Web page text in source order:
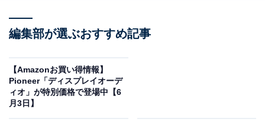
Pioneerの「ディスプレイオーディオ」が限定価格
編集部が選ぶおすすめ記事
【Amazonお買い得情報】
Pioneer「ディスプレイオーデ
ィオ」が特別価格で登場中【6
月3日】